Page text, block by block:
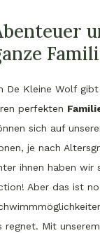
De Kleine Wolf
perfekten
sich auf
je nach
ihnen haben wir
Aber das ist
regnet. Mit